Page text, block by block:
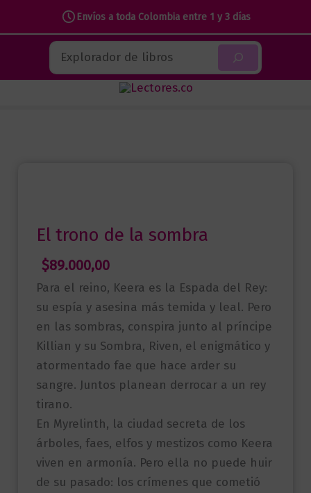
Envíos a toda Colombia entre 1 y 3 días
contenido
Buscar
El trono de la sombra
$89.000,00
Para el reino, Keera es la Espada del Rey:
su espía y asesina más temida y leal. Pero
en las sombras, conspira junto al príncipe
Killian y su Sombra, Riven, el enigmático y
atormentado fae que hace arder su
sangre. Juntos planean derrocar a un rey
tirano.
En Myrelinth, la ciudad secreta de los
árboles, faes, elfos y mestizos como Keera
viven en armonía. Pero ella no puede huir
de su pasado: los crímenes que cometió